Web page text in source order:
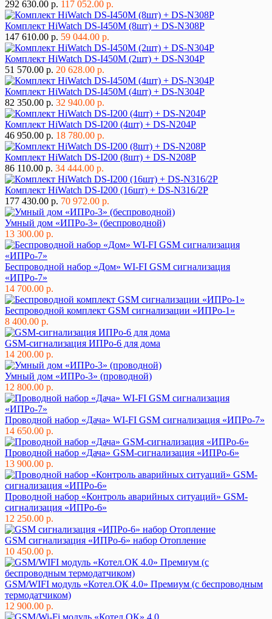
292 630.00 р. 117 052.00 р.
Комплект HiWatch DS-I450M (8шт) + DS-N308P
147 610.00 р. 59 044.00 р.
Комплект HiWatch DS-I450M (2шт) + DS-N304P
51 570.00 р. 20 628.00 р.
Комплект HiWatch DS-I450M (4шт) + DS-N304P
82 350.00 р. 32 940.00 р.
Комплект HiWatch DS-I200 (4шт) + DS-N204P
46 950.00 р. 18 780.00 р.
Комплект HiWatch DS-I200 (8шт) + DS-N208P
86 110.00 р. 34 444.00 р.
Комплект HiWatch DS-I200 (16шт) + DS-N316/2P
177 430.00 р. 70 972.00 р.
Умный дом «ИПРо-3» (беспроводной)
13 300.00 р.
Беспроводной набор «Дом» WI-FI GSM сигнализация
«ИПРо-7»
14 700.00 р.
Беспроводной комплект GSM сигнализации «ИПРо-1»
8 400.00 р.
GSM-сигнализация ИПРо-6 для дома
14 200.00 р.
Умный дом «ИПРо-3» (проводной)
12 800.00 р.
Проводной набор «Дача» WI-FI GSM сигнализация «ИПРо-7»
14 650.00 р.
Проводной набор «Дача» GSM-сигнализация «ИПРо-6»
13 900.00 р.
Проводной набор «Контроль аварийных ситуаций» GSM-
сигнализация «ИПРо-6»
12 250.00 р.
GSM сигнализация «ИПРо-6» набор Отопление
10 450.00 р.
GSM/WIFI модуль «Котел.ОК 4.0» Премиум (с беспроводным
термодатчиком)
12 900.00 р.